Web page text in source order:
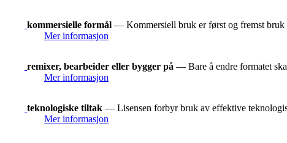
kommersielle formål — Kommersiell bruk er først og fremst bruk
Mer informasjon
remixer, bearbeider eller bygger på — Bare å endre formatet
Mer informasjon
teknologiske tiltak — Lisensen forbyr bruk av effektive
Mer informasjon